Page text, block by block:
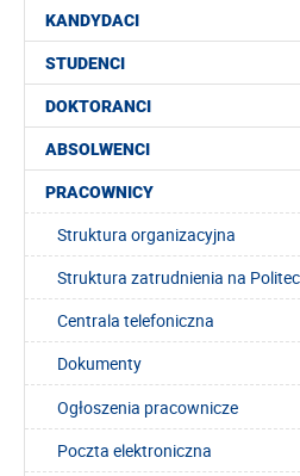
KANDYDACI
STUDENCI
DOKTORANCI
ABSOLWENCI
PRACOWNICY
Struktura organizacyjna
Struktura zatrudnienia na
Centrala telefoniczna
Dokumenty
Ogłoszenia pracownicze
Poczta elektroniczna